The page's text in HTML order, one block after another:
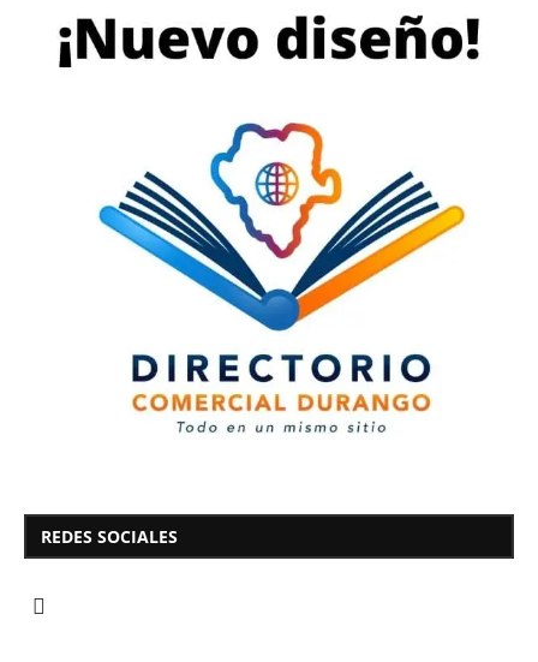
REDES SOCIALES